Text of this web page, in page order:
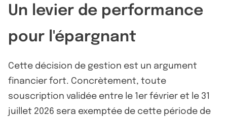
Un levier de performance
pour l'épargnant
Cette décision de gestion est un argument
financier fort. Concrètement, toute
souscription validée entre le 1er février et le 31
juillet 2026 sera exemptée de cette période de